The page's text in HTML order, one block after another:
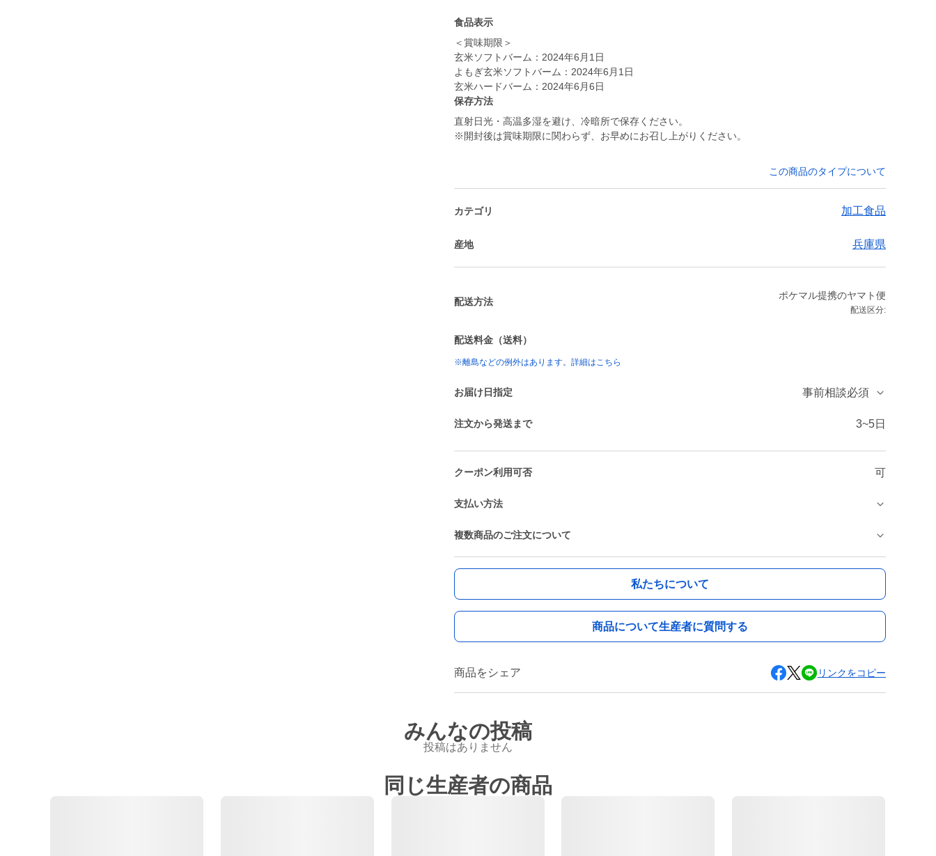
食品表示
＜賞味期限＞
玄米ソフトバーム：2024年6月1日
よもぎ玄米ソフトバーム：2024年6月1日
玄米ハードバーム：2024年6月6日
保存方法
直射日光・高温多湿を避け、冷暗所で保存ください。
※開封後は賞味期限に関わらず、お早めにお召し上がりください。
この商品のタイプについて
カテゴリ 加工食品
産地 兵庫県
配送方法
ポケマル提携のヤマト便
配送区分:
配送料金（送料）
※離島などの例外はあります。詳細はこちら
お届け日指定 事前相談必須
注文から発送まで 3~5日
クーポン利用可否 可
支払い方法
複数商品のご注文について
私たちについて
商品について生産者に質問する
商品をシェア リンクをコピー
みんなの投稿
投稿はありません
同じ生産者の商品